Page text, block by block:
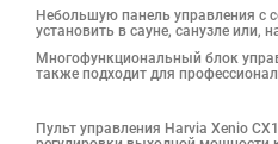
Небольшую панель управления с
установить в сауне, санузле или,
Многофункциональный блок
также подходит для
Пульт управления Harvia Xenio